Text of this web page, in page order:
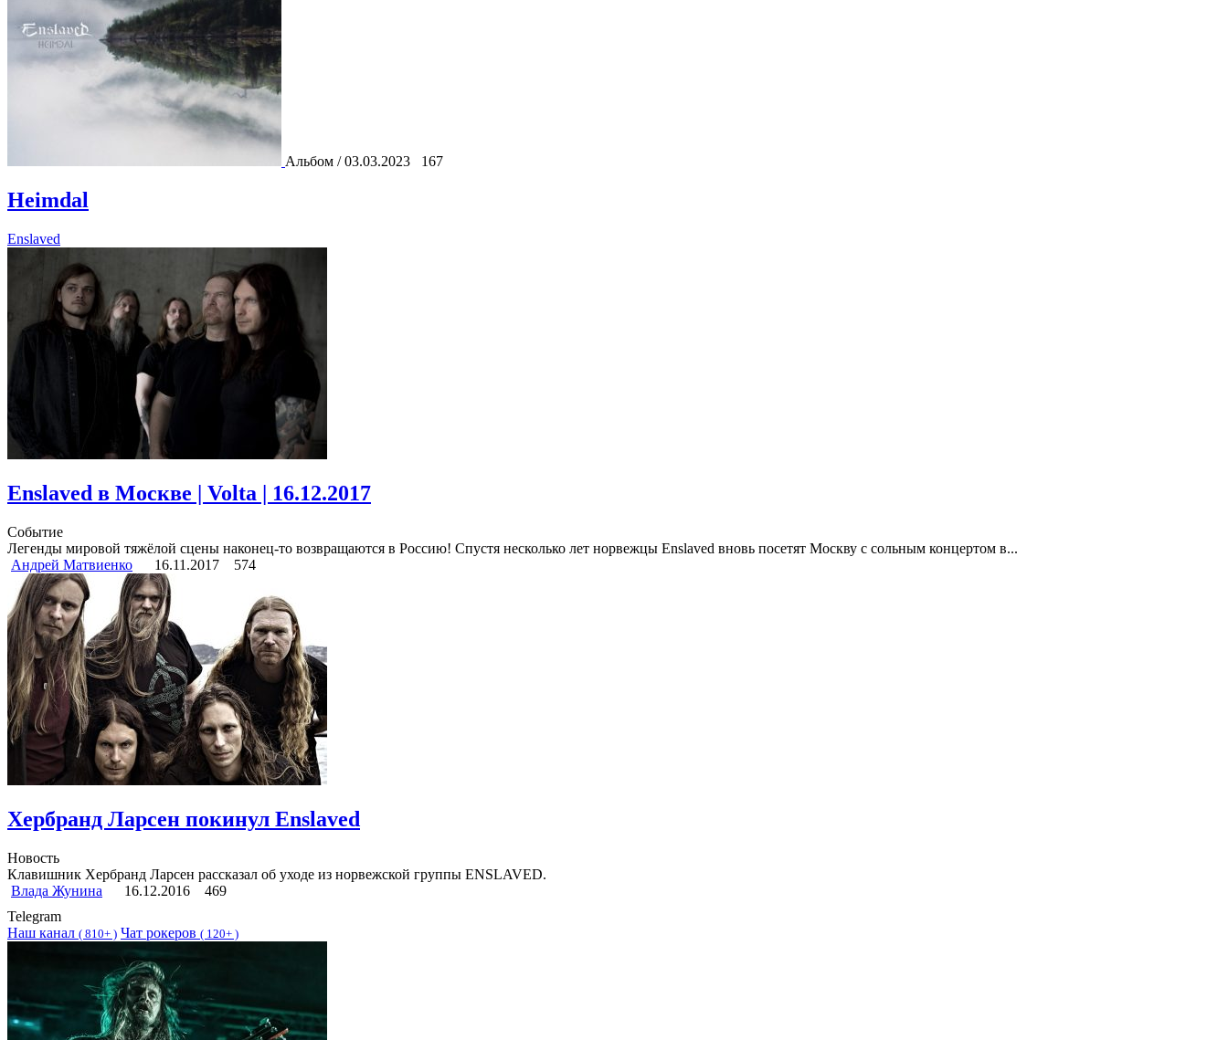
Альбом / 03.03.2023 167
Heimdal
Enslaved
Enslaved в Москве | Volta | 16.12.2017
Событие
Легенды мировой тяжёлой сцены наконец-то возвращаются в Россию! Спустя несколько лет норвежцы Enslaved вновь посетят Москву с сольным концертом в...
Андрей Матвиенко
16.11.2017 574
Хербранд Ларсен покинул Enslaved
Новость
Клавишник Хербранд Ларсен рассказал об уходе из норвежской группы ENSLAVED.
Влада Жунина
16.12.2016
469
Telegram
Наш канал ( 810+ ) Чат рокеров ( 120+ )